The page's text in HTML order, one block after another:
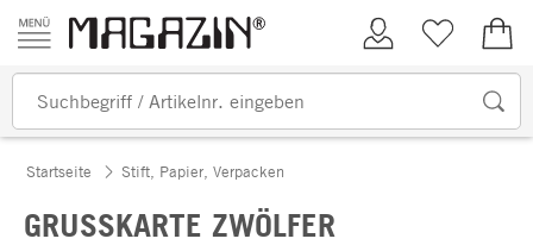
Zum Inhalt springen
Kundenkonto
Merkliste
Startseite Stift, Papier, Verpacken
GRUSSKARTE ZWÖLFER